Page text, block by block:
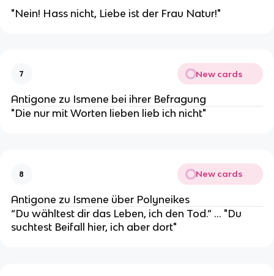
"Nein! Hass nicht, Liebe ist der Frau Natur!"
7 New cards
Antigone zu Ismene bei ihrer Befragung
"Die nur mit Worten lieben lieb ich nicht"
8 New cards
Antigone zu Ismene über Polyneikes
“Du wähltest dir das Leben, ich den Tod.” … "Du
suchtest Beifall hier, ich aber dort"